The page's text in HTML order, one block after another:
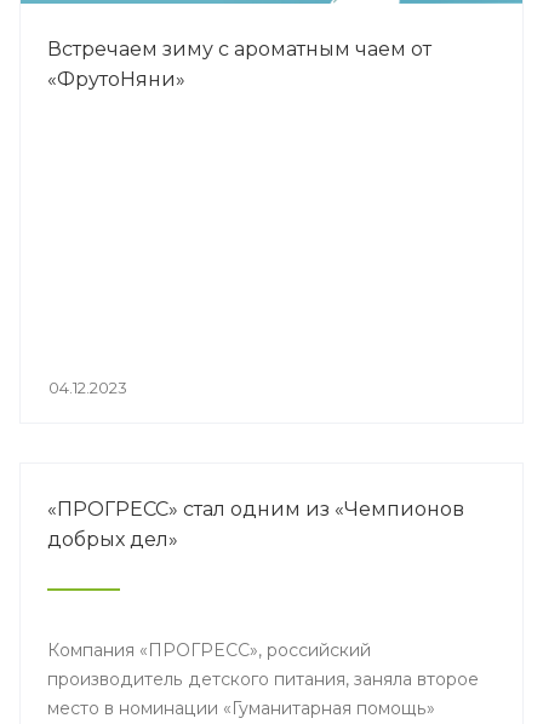
Встречаем зиму с ароматным чаем от
«ФрутоНяни»
04.12.2023
«ПРОГРЕСС» стал одним из «Чемпионов
добрых дел»
Компания «ПРОГРЕСС», российский
производитель детского питания, заняла второе
место в номинации «Гуманитарная помощь»